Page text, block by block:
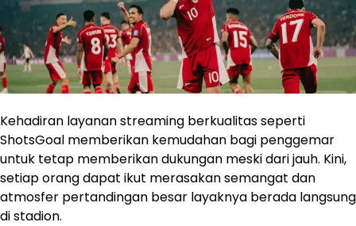
Kehadiran layanan streaming berkualitas seperti
ShotsGoal memberikan kemudahan bagi penggemar
untuk tetap memberikan dukungan meski dari jauh. Kini,
setiap orang dapat ikut merasakan semangat dan
atmosfer pertandingan besar layaknya berada langsung
di stadion.